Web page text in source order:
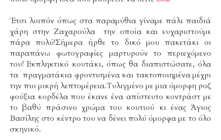
Έτσι λοιπόν όπως στα παραμύθια γίναμε πάλι παιδιά
χάρη στην Ζαχαρούλα την οποία και ευχαριστούμε
πάρα πολύ!Σήμερα ήρθε το δικό μου πακετάκι οι
παραπάνω φωτογραφίες μαρτυρούν το περιεχόμενο
του! Εκπληκτικό κουτάκι, όπως θα διαπιστώσατε, όλα
τα πραγματάκια φροντισμένα και τακτοποιημένα μέχρι
την πιο μικρή λεπτομέρεια.Τυλιγμένο με μια όμορφη ροζ
φούξια κορδέλα που έκανε ένα απίστευτο κοντράστ με
το βαθύ πράσινο χρώμα του κουτιού κι ένας Άγιος
Βασίλης στο κέντρο του να δένει πολύ όμορφα με το όλο
σκηνικό.